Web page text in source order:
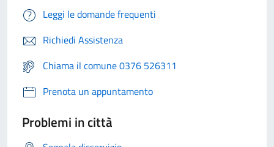
Leggi le domande frequenti
Richiedi Assistenza
Chiama il comune 0376 526311
Prenota un appuntamento
Problemi in città